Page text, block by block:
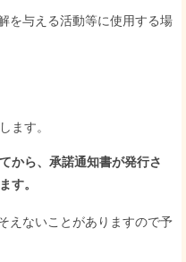
を与える活動等に使用する場
ます。
から、承諾通知書が発行さ
す。
えないことがありますので予